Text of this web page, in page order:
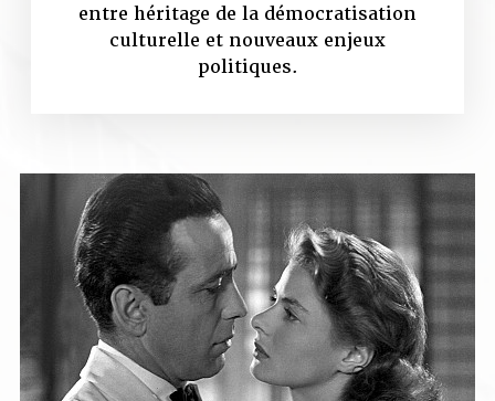
entre héritage de la démocratisation
culturelle et nouveaux enjeux
politiques.